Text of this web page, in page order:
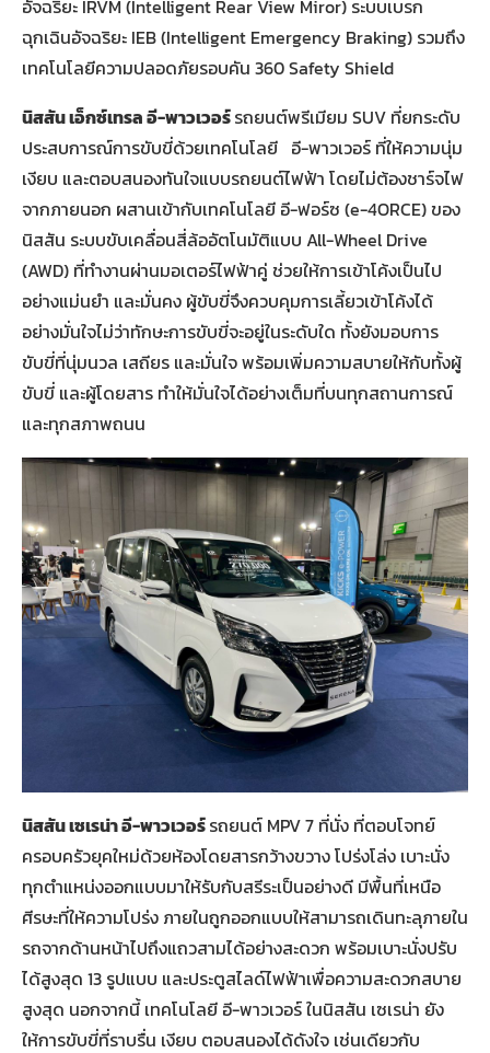
อัจฉริยะ IRVM (Intelligent Rear View Miror) ระบบเบรก
ฉุกเฉินอัจฉริยะ IEB (Intelligent Emergency Braking) รวมถึง
เทคโนโลยีความปลอดภัยรอบคัน 360 Safety Shield
นิสสัน เอ็กซ์เทรล อี-พาวเวอร์รถยนต์พรีเมียม SUV ที่ยกระดับ
ประสบการณ์การขับขี่ด้วยเทคโนโลยี อี-พาวเวอร์ ที่ให้ความนุ่ม
เงียบ และตอบสนองทันใจแบบรถยนต์ไฟฟ้า โดยไม่ต้องชาร์จไฟ
จากภายนอก ผสานเข้ากับเทคโนโลยี อี-ฟอร์ซ (e-4ORCE) ของ
นิสสัน ระบบขับเคลื่อนสี่ล้ออัตโนมัติแบบ All-Wheel Drive
(AWD) ที่ทำงานผ่านมอเตอร์ไฟฟ้าคู่ ช่วยให้การเข้าโค้งเป็นไป
อย่างแม่นยำ และมั่นคง ผู้ขับขี่จึงควบคุมการเลี้ยวเข้าโค้งได้
อย่างมั่นใจไม่ว่าทักษะการขับขี่จะอยู่ในระดับใด ทั้งยังมอบการ
ขับขี่ที่นุ่มนวล เสถียร และมั่นใจ พร้อมเพิ่มความสบายให้กับทั้งผู้
ขับขี่ และผู้โดยสาร ทำให้มั่นใจได้อย่างเต็มที่บนทุกสถานการณ์
และทุกสภาพถนน
นิสสัน เซเรน่า อี-พาวเวอร์รถยนต์ MPV 7 ที่นั่ง ที่ตอบโจทย์
ครอบครัวยุคใหม่ด้วยห้องโดยสารกว้างขวาง โปร่งโล่ง เบาะนั่ง
ทุกตำแหน่งออกแบบมาให้รับกับสรีระเป็นอย่างดี มีพื้นที่เหนือ
ศีรษะที่ให้ความโปร่ง ภายในถูกออกแบบให้สามารถเดินทะลุภายใน
รถจากด้านหน้าไปถึงแถวสามได้อย่างสะดวก พร้อมเบาะนั่งปรับ
ได้สูงสุด 13 รูปแบบ และประตูสไลด์ไฟฟ้าเพื่อความสะดวกสบาย
สูงสุด นอกจากนี้ เทคโนโลยี อี-พาวเวอร์ ในนิสสัน เซเรน่า ยัง
ให้การขับขี่ที่ราบรื่น เงียบ ตอบสนองได้ดังใจ เช่นเดียวกับ